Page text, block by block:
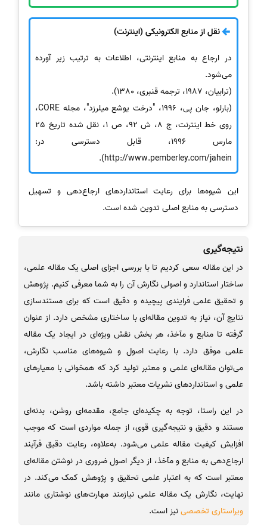
نقل از منابع الکترونیکی (اینترنت)
در ارجاع به منابع اینترنتی، اطلاعات به ترتیب زیر آورده
می‌شود.
(ترابیان، 1987، ترجمه قنبری، 1380).
(بارلو، جان پی، 1996، "درخت یوشع میلرزد"، مجله CORE،
روی خط اینترنت، ج 8، ش 92، ص 1، نقل شده تاریخ 25
مارس 1996، قابل دسترسی در:
http://www.pemberley.com/jahein).
این شیوه‌ها برای رعایت استانداردهای ارجاع‌دهی و تسهیل
دسترسی به منابع اصلی تدوین شده است.
نتیجه‌گیری
در این مقاله سعی کردیم تا با بررسی اجزای اصلی یک مقاله علمی،
ساختار استاندارد و اصولی نگارش آن را به شما معرفی کنیم. پژوهش
و تحقیق علمی فرایندی پیچیده و دقیق است که برای مستندسازی
نتایج آن، نیاز به تدوین مقاله‌ای با ساختاری مشخص دارد. از عنوان
گرفته تا منابع و مآخذ، هر بخش نقش ویژه‌ای در ایجاد یک مقاله
علمی موفق دارد. با رعایت اصول و شیوه‌های مناسب نگارش،
می‌توان مقاله‌ای علمی و معتبر تولید کرد که همخوانی با معیارهای
علمی و استانداردهای نشریات معتبر داشته باشد.
در این راستا، توجه به چکیده‌ای جامع، مقدمه‌ای روشن، بدنه‌ای
مستند و دقیق و نتیجه‌گیری قوی، از جمله مواردی است که موجب
افزایش کیفیت مقاله علمی می‌شود. به‌علاوه، رعایت دقیق فرآیند
ارجاع‌دهی به منابع و مآخذ، از دیگر اصول ضروری در نوشتن مقاله‌ای
معتبر است که به اعتبار علمی تحقیق و پژوهش کمک می‌کند. در
نهایت، نگارش یک مقاله علمی نیازمند مهارت‌های نوشتاری مانند
ویراستاری تخصصینیز است.